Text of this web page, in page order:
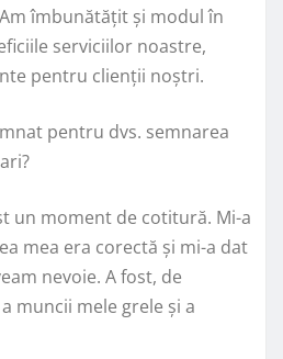
îmbunătățit și modul în
serviciilor noastre,
pentru clienții noștri.
pentru dvs. semnarea
un moment de cotitură. Mi-a
mea era corectă și mi-a dat
nevoie. A fost, de
muncii mele grele și a